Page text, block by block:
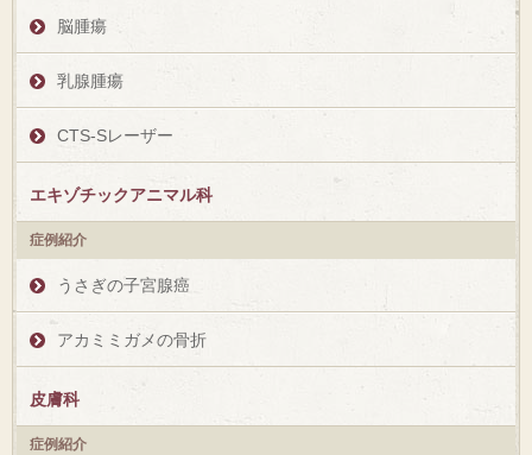
脳腫瘍
乳腺腫瘍
CTS-Sレーザー
エキゾチックアニマル科
症例紹介
うさぎの子宮腺癌
アカミミガメの骨折
皮膚科
症例紹介